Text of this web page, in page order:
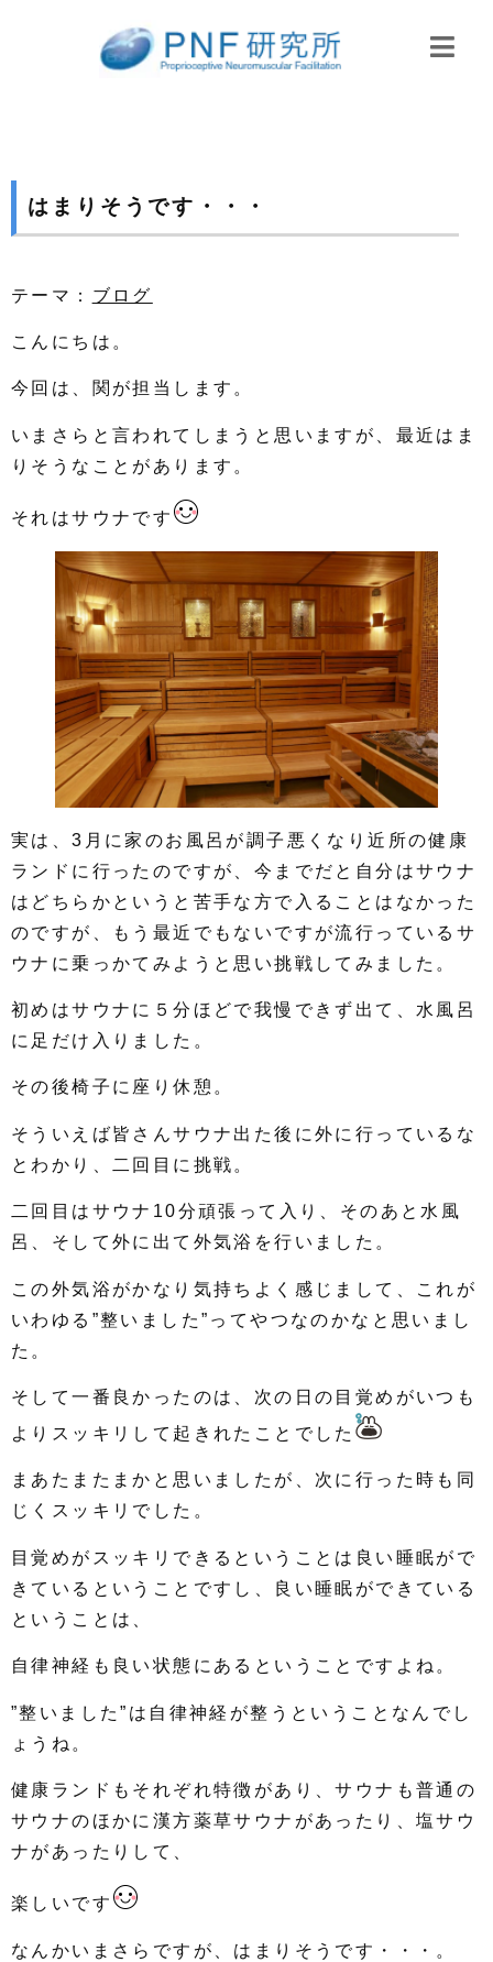
はまりそうです・・・
テーマ： ブログ
こんにちは。
今回は、関が担当します。
いまさらと言われてしまうと思いますが、最近はま
りそうなことがあります。
それはサウナです
実は、3月に家のお風呂が調子悪くなり近所の健康
ランドに行ったのですが、今までだと自分はサウナ
はどちらかというと苦手な方で入ることはなかった
のですが、もう最近でもないですが流行っているサ
ウナに乗っかてみようと思い挑戦してみました。
初めはサウナに５分ほどで我慢できず出て、水風呂
に足だけ入りました。
その後椅子に座り休憩。
そういえば皆さんサウナ出た後に外に行っているな
とわかり、二回目に挑戦。
二回目はサウナ10分頑張って入り、そのあと水風
呂、そして外に出て外気浴を行いました。
この外気浴がかなり気持ちよく感じまして、これが
いわゆる”整いました”ってやつなのかなと思いまし
た。
そして一番良かったのは、次の日の目覚めがいつも
よりスッキリして起きれたことでした
まあたまたまかと思いましたが、次に行った時も同
じくスッキリでした。
目覚めがスッキリできるということは良い睡眠がで
きているということですし、良い睡眠ができている
ということは、
自律神経も良い状態にあるということですよね。
”整いました”は自律神経が整うということなんでし
ょうね。
健康ランドもそれぞれ特徴があり、サウナも普通の
サウナのほかに漢方薬草サウナがあったり、塩サウ
ナがあったりして、
楽しいです
なんかいまさらですが、はまりそうです・・・。